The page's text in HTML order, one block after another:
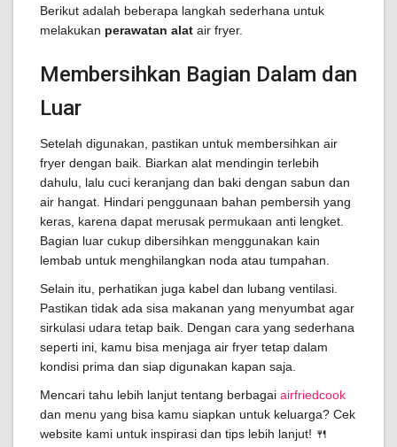
Berikut adalah beberapa langkah sederhana untuk
melakukan perawatan alat air fryer.
Membersihkan Bagian Dalam dan
Luar
Setelah digunakan, pastikan untuk membersihkan air
fryer dengan baik. Biarkan alat mendingin terlebih
dahulu, lalu cuci keranjang dan baki dengan sabun dan
air hangat. Hindari penggunaan bahan pembersih yang
keras, karena dapat merusak permukaan anti lengket.
Bagian luar cukup dibersihkan menggunakan kain
lembab untuk menghilangkan noda atau tumpahan.
Selain itu, perhatikan juga kabel dan lubang ventilasi.
Pastikan tidak ada sisa makanan yang menyumbat agar
sirkulasi udara tetap baik. Dengan cara yang sederhana
seperti ini, kamu bisa menjaga air fryer tetap dalam
kondisi prima dan siap digunakan kapan saja.
Mencari tahu lebih lanjut tentang berbagai airfriedcook
dan menu yang bisa kamu siapkan untuk keluarga? Cek
website kami untuk inspirasi dan tips lebih lanjut! 🍴